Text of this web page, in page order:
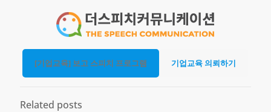
[기업교육] 보고 스피치 프로그램 기업교육 의뢰하기
Related posts